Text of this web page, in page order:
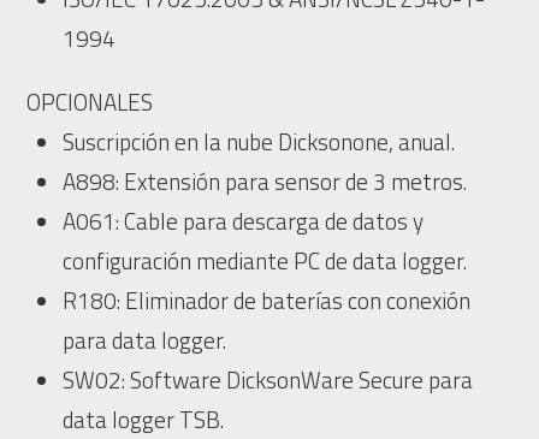
1994
OPCIONALES
Suscripción en la nube Dicksonone, anual.
A898: Extensión para sensor de 3 metros.
A061: Cable para descarga de datos y
configuración mediante PC de data logger.
R180: Eliminador de baterías con conexión
para data logger.
SW02: Software DicksonWare Secure para
data logger TSB.